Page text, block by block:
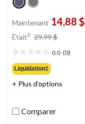
Maintenant 14,88 $
Était± 29,99 $
29,99 $
0.0 (0)
étoile(s)
sur
5.
Liquidation‡
+ Plus d'options
Comparer